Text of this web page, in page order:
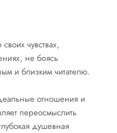
чувствах,
не боясь
и близким читателю.
отношения и
переосмыслить
душевная